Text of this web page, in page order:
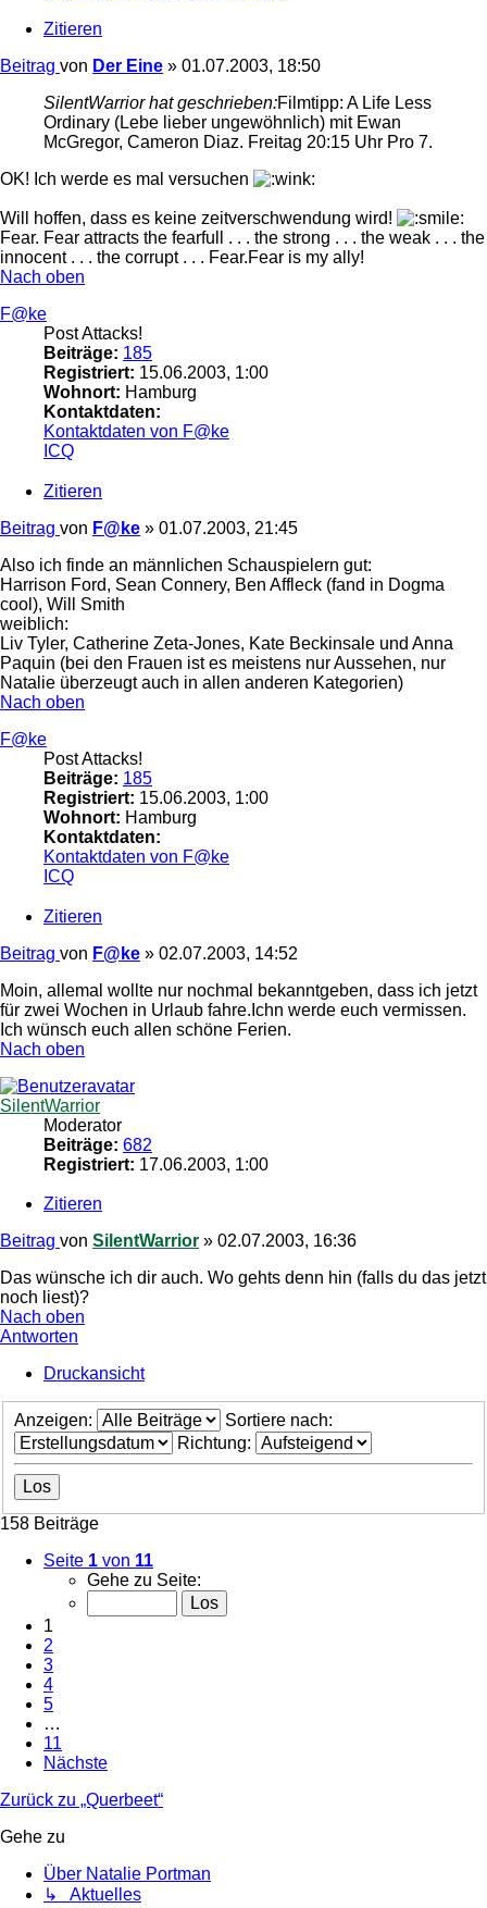
Zitieren
Beitrag von Der Eine » 01.07.2003, 18:50
SilentWarrior hat geschrieben:Filmtipp: A Life Less
Ordinary (Lebe lieber ungewöhnlich) mit Ewan
McGregor, Cameron Diaz. Freitag 20:15 Uhr Pro 7.
OK! Ich werde es mal versuchen
Will hoffen, dass es keine zeitverschwendung wird!
Fear. Fear attracts the fearfull . . . the strong . . . the weak . . . the
innocent . . . the corrupt . . . Fear.Fear is my ally!
Nach oben
F@ke
Post Attacks!
Beiträge: 185
Registriert: 15.06.2003, 1:00
Wohnort: Hamburg
Kontaktdaten:
Kontaktdaten von F@ke
ICQ
Zitieren
Beitrag von F@ke » 01.07.2003, 21:45
Also ich finde an männlichen Schauspielern gut:
Harrison Ford, Sean Connery, Ben Affleck (fand in Dogma
cool), Will Smith
weiblich:
Liv Tyler, Catherine Zeta-Jones, Kate Beckinsale und Anna
Paquin (bei den Frauen ist es meistens nur Aussehen, nur
Natalie überzeugt auch in allen anderen Kategorien)
Nach oben
F@ke
Post Attacks!
Beiträge: 185
Registriert: 15.06.2003, 1:00
Wohnort: Hamburg
Kontaktdaten:
Kontaktdaten von F@ke
ICQ
Zitieren
Beitrag von F@ke » 02.07.2003, 14:52
Moin, allemal wollte nur nochmal bekanntgeben, dass ich jetzt
für zwei Wochen in Urlaub fahre.Ichn werde euch vermissen.
Ich wünsch euch allen schöne Ferien.
Nach oben
SilentWarrior
Moderator
Beiträge: 682
Registriert: 17.06.2003, 1:00
Zitieren
Beitrag von SilentWarrior » 02.07.2003, 16:36
Das wünsche ich dir auch. Wo gehts denn hin (falls du das jetzt
noch liest)?
Nach oben
Antworten
Druckansicht
Anzeigen:
Sortiere nach:
Richtung:
158 Beiträge
Seite 1 von 11
Gehe zu Seite:
1
2
3
4
5
…
11
Nächste
Zurück zu „Querbeet“
Gehe zu
Über Natalie Portman
↳ Aktuelles